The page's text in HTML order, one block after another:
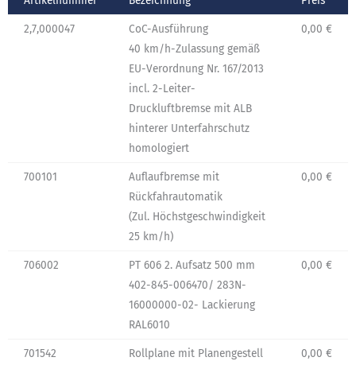
2,7,000047
CoC-Ausführung
40 km/h-Zulassung gemäß
EU-Verordnung Nr. 167/2013
incl. 2-Leiter-
Druckluftbremse mit ALB
hinterer Unterfahrschutz
homologiert
0,00 €
700101
Auflaufbremse mit
Rückfahrautomatik
(Zul. Höchstgeschwindigkeit
25 km/h)
0,00 €
706002
PT 606 2. Aufsatz 500 mm
402-845-006470/ 283N-
16000000-02- Lackierung
RAL6010
0,00 €
701542
Rollplane mit Planengestell
0,00 €